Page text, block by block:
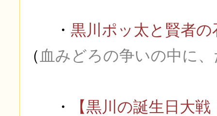
・ 黒川ポッ太と賢者
（ 血みどろの争いの中に
・
【黒川の誕生日大